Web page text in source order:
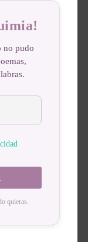
no pudo
quieras.